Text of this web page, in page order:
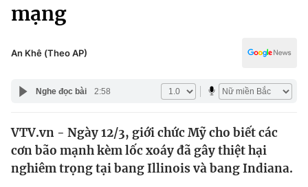
Tin tức
Thế giới đó đây
Kinh tế
Tài chính
Đời sống
Giáo dục
mạng
An Khê (Theo AP)
Nghe đọc bài 2:58
VTV.vn - Ngày 12/3, giới chức Mỹ cho biết các
cơn bão mạnh kèm lốc xoáy đã gây thiệt hại
nghiêm trọng tại bang Illinois và bang Indiana.